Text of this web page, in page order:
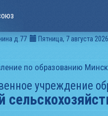
д.77 Пятница, 7 августа 2026
по образованию
учреждение